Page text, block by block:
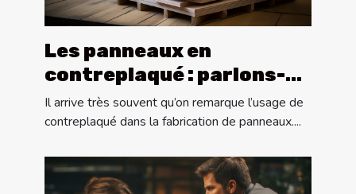
Les panneaux en
contreplaqué : parlons-
en !
Il arrive très souvent qu’on remarque l’usage de
contreplaqué dans la fabrication de panneaux....